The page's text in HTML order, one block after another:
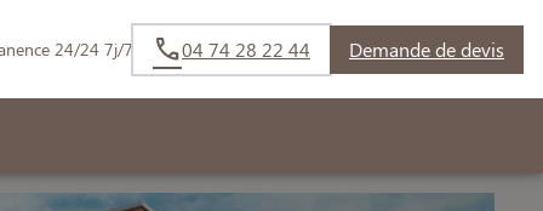
24/24 7j/7 04 74 28 22 44 Demande de devis